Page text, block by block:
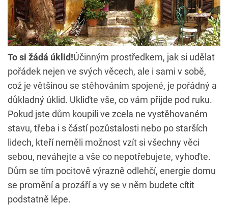
To si žádá úklid!Účinným prostředkem, jak si udělat
pořádek nejen ve svých věcech, ale i sami v sobě,
což je většinou se stěhováním spojené, je pořádný a
důkladný úklid. Ukliďte vše, co vám přijde pod ruku.
Pokud jste dům koupili ve zcela ne vystěhovaném
stavu, třeba i s částí pozůstalosti nebo po starších
lidech, kteří neměli možnost vzít si všechny věci
sebou, neváhejte a vše co nepotřebujete, vyhoďte.
Dům se tím pocitově výrazně odlehčí, energie domu
se promění a prozáří a vy se v něm budete cítit
podstatně lépe.